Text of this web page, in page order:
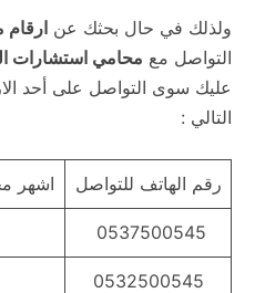
ولذلك في حال بحثك عن ارقام
التواصل مع محامي استشارات
عليك سوى التواصل على أحد
التالي :
رقم الهاتف للتواصل اشهر
0537500545
0532500545